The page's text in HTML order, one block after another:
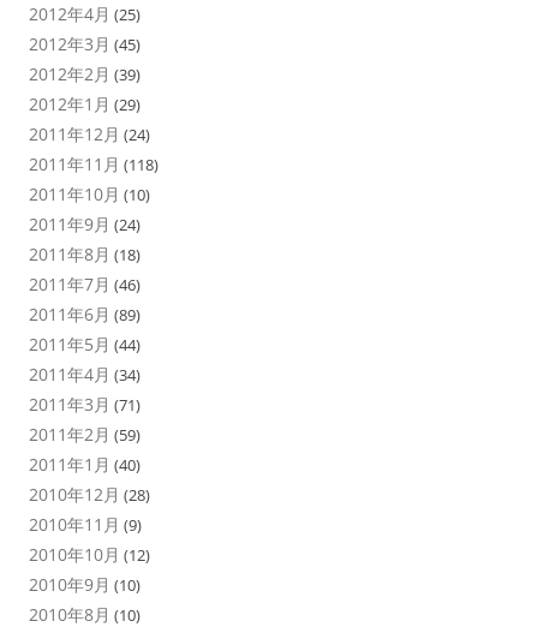
2012年4月 (25)
2012年3月 (45)
2012年2月 (39)
2012年1月 (29)
2011年12月 (24)
2011年11月 (118)
2011年10月 (10)
2011年9月 (24)
2011年8月 (18)
2011年7月 (46)
2011年6月 (89)
2011年5月 (44)
2011年4月 (34)
2011年3月 (71)
2011年2月 (59)
2011年1月 (40)
2010年12月 (28)
2010年11月 (9)
2010年10月 (12)
2010年9月 (10)
2010年8月 (10)